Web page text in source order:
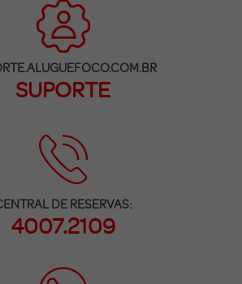
SUPORTE
DE RESERVAS:
4007.2109